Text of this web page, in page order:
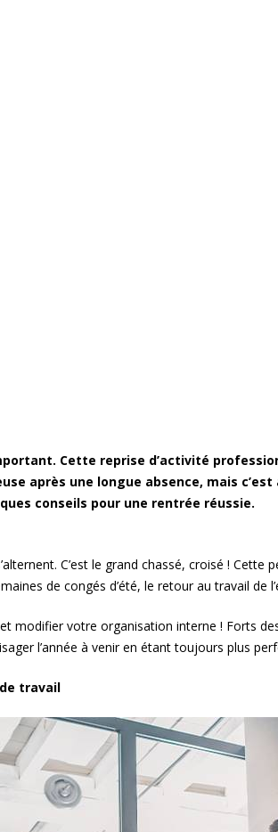
Cette reprise d’activité
après une longue absence, mais
conseils pour une rentrée réussie.
C’est le grand chassé, croisé !
de congés d’été, le retour au travail
votre organisation interne ! Forts
l’année à venir en étant toujours plus
travail